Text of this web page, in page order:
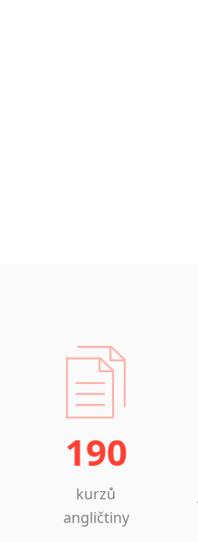
Chorvatština
Indonéština
Irština
Islandština
Japonština
Jidiš
Kašmírština
Katalánština
190
kurzů
angličtiny